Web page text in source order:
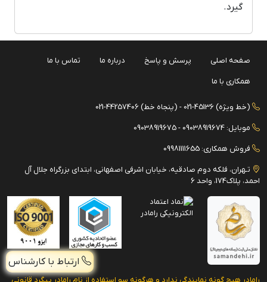
گیرد.
ارتباط با کارشناس
صفحه اصلی پرسش و پاسخ درباره ما تماس با ما
همکاری با ما
(خط ویژه) 45136-021 - (پنجاه خط) 44257406-021
موبایل: 09038919674 - 09038919675
فروش همکاری: 09981111655
تـهران، فلکه دوم صادقیه، خیابان اشرفی اصفهانی، ابتدای بزرگراه جلال آل
احمد، پلاک174، واحد 6
رامادر هیچ گونه نمایندگی ندارد و هرگونه سو استفاده از نام رامادر پیگرد قانونی